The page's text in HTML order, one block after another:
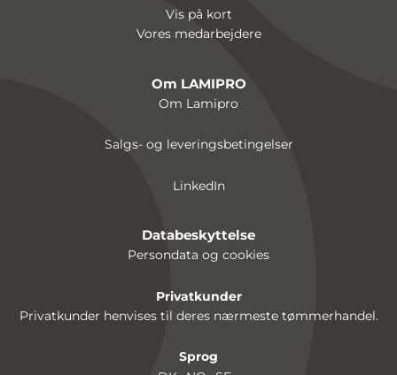
Vis på kort
Vores medarbejdere
Om LAMIPRO
Om Lamipro
Salgs- og leveringsbetingelser
LinkedIn
Databeskyttelse
Persondata og cookies
Privatkunder
Privatkunder henvises til deres nærmeste tømmerhandel.
Sprog